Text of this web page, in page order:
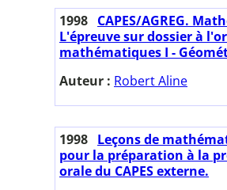
1998 CAPES/AGREG.
L'épreuve sur dossier à
mathématiques I -
Auteur : Robert Aline
1998 Leçons de
pour la préparation à la
orale du CAPES externe.